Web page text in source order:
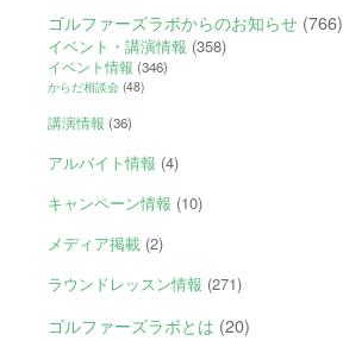
ゴルファーズラボからのお知らせ(766)
イベント・講演情報 (358)
イベント情報 (346)
からだ相談会(48)
講演情報 (36)
アルバイト情報 (4)
キャンペーン情報 (10)
メディア掲載(2)
ラウンドレッスン情報 (271)
ゴルファーズラボとは (20)